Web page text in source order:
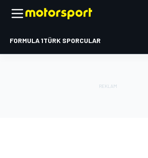
FORMULA 1TÜRK SPORCULAR